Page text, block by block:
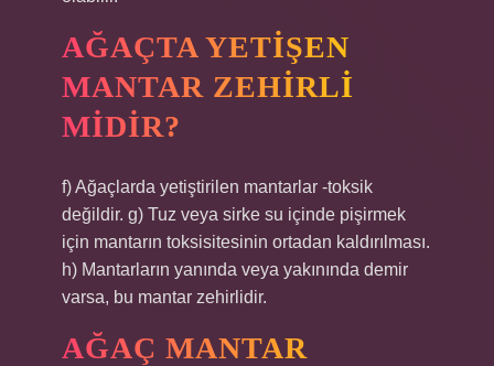
AĞAÇTA YETIŞEN
MANTAR ZEHIRLI
MIDIR?
f) Ağaçlarda yetiştirilen mantarlar -toksik
değildir. g) Tuz veya sirke su içinde pişirmek
için mantarın toksisitesinin ortadan kaldırılması.
h) Mantarların yanında veya yakınında demir
varsa, bu mantar zehirlidir.
AĞAÇ MANTAR